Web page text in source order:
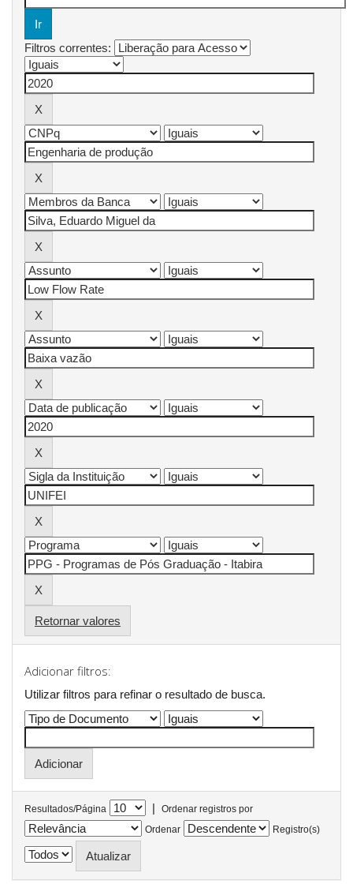
Filtros correntes:
Retornar valores
Adicionar filtros:
Utilizar filtros para refinar o resultado de busca.
Resultados/Página |
Ordenar registros por
Ordenar
Registro(s)